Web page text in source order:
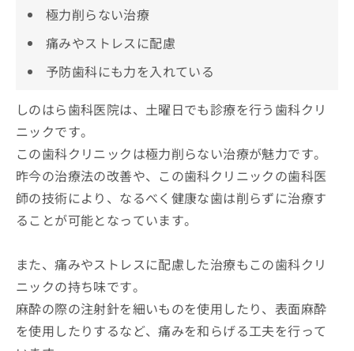
極力削らない治療
痛みやストレスに配慮
予防歯科にも力を入れている
しのはら歯科医院は、土曜日でも診療を行う歯科クリ
ニックです。
この歯科クリニックは極力削らない治療が魅力です。
昨今の治療法の改善や、この歯科クリニックの歯科医
師の技術により、なるべく健康な歯は削らずに治療す
ることが可能となっています。
また、痛みやストレスに配慮した治療もこの歯科クリ
ニックの持ち味です。
麻酔の際の注射針を細いものを使用したり、表面麻酔
を使用したりするなど、痛みを和らげる工夫を行って